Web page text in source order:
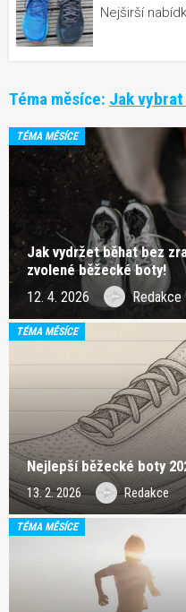
Nejširší
Téma měsíce: Jak
TÉMA MĚSÍCE
Jak vydržet běhat bez
zvolené běžecké boty!
12. 4. 2026 Redakce
TÉMA MĚSÍCE
Nejlepší běžecké boty
13. 2. 2026 Redakce
TÉMA MĚSÍCE